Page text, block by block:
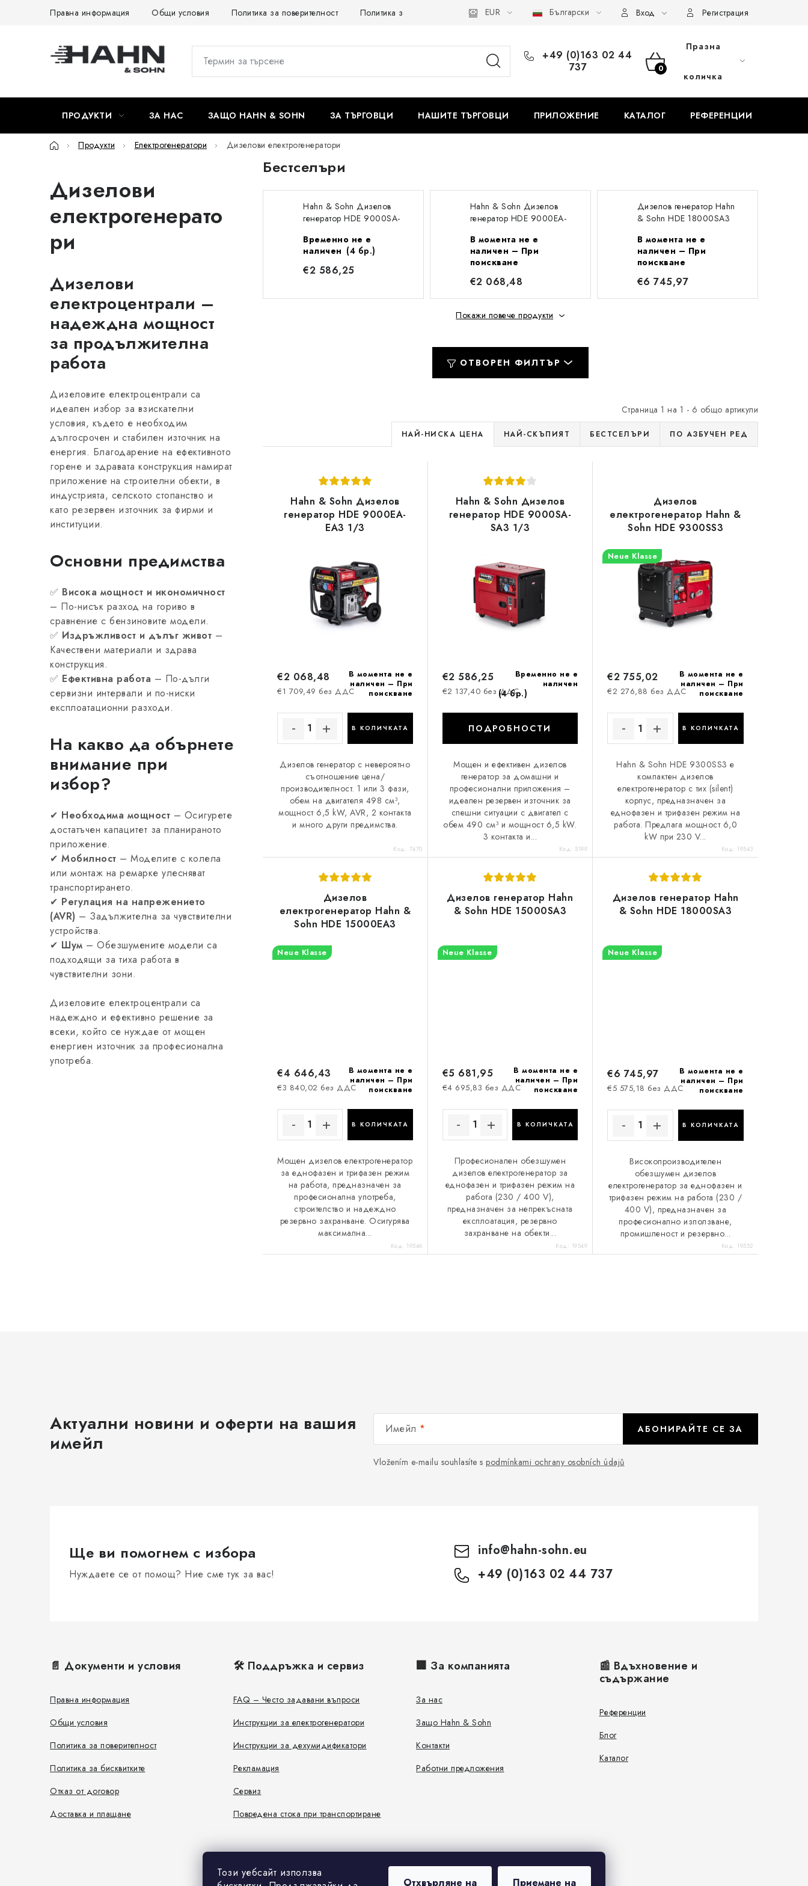
Този уебсайт използва
Отхвърляне на Приемане на
ПреминаванеПравна информация Общи условия Политика за поверителност Политика за бисквитките Отказ от договор Доставка и плащане FAQ Контакти
EUR Български Вход Регистрация
+49 (0)163 02 44
737
КОЛИЧКА
ПАЗАРУВАНЕ
Празна
количка
ПРОДУКТИ ЗА НАС ЗАЩО HAHN & SOHN ЗА ТЪРГОВЦИ НАШИТЕ ТЪРГОВЦИ ПРИЛОЖЕНИЕ КАТАЛОГ РЕФЕРЕНЦИИ
НачалоПродукти Електрогенератори Дизелови електрогенератори
Дизелови
електрогенерато
ри
Дизелови
електроцентрали –
надеждна мощност
за продължителна
работа
Дизеловите електроцентрали са
идеален избор за взискателни
условия, където е необходим
дългосрочен и стабилен източник на
енергия. Благодарение на ефективното
горене и здравата конструкция намират
приложение на строителни обекти, в
индустрията, селското стопанство и
като резервен източник за фирми и
институции.
Основни предимства
✅ Висока мощност и икономичност
– По-нисък разход на гориво в
сравнение с бензиновите модели.
✅ Издръжливост и дълъг живот –
Качествени материали и здрава
конструкция.
✅ Ефективна работа – По-дълги
сервизни интервали и по-ниски
експлоатационни разходи.
На какво да обърнете
внимание при
избор?
✔ Необходима мощност – Осигурете
достатъчен капацитет за планираното
приложение.
✔ Мобилност – Моделите с колела
или монтаж на ремарке улесняват
транспортирането.
✔ Регулация на напрежението
(AVR) – Задължителна за чувствителни
устройства.
✔ Шум – Обезшумените модели са
подходящи за тиха работа в
чувствителни зони.
Дизеловите електроцентрали са
надеждно и ефективно решение за
всеки, който се нуждае от мощен
енергиен източник за професионална
употреба.
Бестселъри
Hahn & Sohn Дизелов
генератор HDE 9000SA-
Временно не е
наличен (4 бр.)
€2 586,25
Hahn & Sohn Дизелов
генератор HDE 9000EA-
В момента не е
наличен – При
поискване
€2 068,48
Дизелов генератор Hahn
& Sohn HDE 18000SA3
В момента не е
наличен – При
поискване
€6 745,97
Покажи повече продукти
ОТВОРЕН ФИЛТЪР
Страница 1 на 1 - 6 общо артикули
С
о
т
и
п
р
о
д
у
к
т
и
НАЙ-НИСКА ЦЕНА НАЙ-СКЪПИЯТ БЕСТСЕЛЪРИ ПО АЗБУЧЕН РЕД
е
Hahn & Sohn Дизелов
генератор HDE 9000EA-
EA3 1/3
В момента не е
наличен – При
поискване
€1 709,49 без ДДС
€2 068,48
В КОЛИЧКАТА
Дизелов генератор с невероятно
съотношение цена/
производителност. 1 или 3 фази,
обем на двигателя 498 см³,
мощност 6,5 kW, AVR, 2 контакта
и много други предимства.
Код: 7470
Hahn & Sohn Дизелов
генератор HDE 9000SA-
SA3 1/3
Временно не е
наличен
(4 бр.)
€2 137,40 без ДДС
€2 586,25
ПОДРОБНОСТИ
Мощен и ефективен дизелов
генератор за домашни и
професионални приложения –
идеален резервен източник за
спешни ситуации с двигател с
обем 490 см³ и мощност 6,5 kW.
3 контакта и...
Код:5199
Дизелов
електрогенератор Hahn &
Sohn HDE 9300SS3
Neue Klasse
В момента не е
наличен – При
поискване
€2 276,88 без ДДС
€2 755,02
В КОЛИЧКАТА
Hahn & Sohn HDE 9300SS3 е
компактен дизелов
електрогенератор с тих (silent)
корпус, предназначен за
еднофазен и трифазен режим на
работа. Предлага мощност 6,0
kW при 230 V...
Код: 19543
Дизелов
електрогенератор Hahn &
Sohn HDE 15000EA3
Neue Klasse
В момента не е
наличен – При
поискване
€3 840,02 без ДДС
€4 646,43
В КОЛИЧКАТА
Мощен дизелов електрогенератор
за еднофазен и трифазен режим
на работа, предназначен за
професионална употреба,
строителство и надеждно
резервно захранване. Осигурява
максимална...
Код: 19546
Дизелов генератор Hahn
& Sohn HDE 15000SA3
Neue Klasse
В момента не е
наличен – При
поискване
€4 695,83 без ДДС
€5 681,95
В КОЛИЧКАТА
Професионален обезшумен
дизелов електрогенератор за
еднофазен и трифазен режим на
работа (230 / 400 V),
предназначен за непрекъсната
експлоатация, резервно
захранване на обекти...
Код: 19549
Дизелов генератор Hahn
& Sohn HDE 18000SA3
Neue Klasse
В момента не е
наличен – При
поискване
€5 575,18 без ДДС
€6 745,97
В КОЛИЧКАТА
Високопроизводителен
обезшумен дизелов
електрогенератор за еднофазен и
трифазен режим на работа (230 /
400 V), предназначен за
професионално използване,
промишленост и резервно...
Код: 19552
л
н
а
и
з
б
р
я
а
н
е
Актуални новини и оферти на вашия
имейл
Имейл
Vložením e-mailu souhlasíte s podmínkami ochrany osobních údajů
АБОНИРАЙТЕ СЕ ЗА
Ще ви помогнем с избора
Нуждаете се от помощ? Ние сме тук за вас!
info@hahn-sohn.eu
+49 (0)163 02 44 737
📄 Документи и условия
Правна информация
Общи условия
Политика за поверителност
Политика за бисквитките
Отказ от договор
Доставка и плащане
🛠️ Поддръжка и сервиз
FAQ – Често задавани въпроси
Инструкции за електрогенератори
Инструкции за дехумидификатори
Рекламация
Сервиз
Повредена стока при транспортиране
🏢 За компанията
За нас
Защо Hahn & Sohn
Контакти
Работни предложения
📰 Вдъхновение и
съдържание
Референции
Блог
Каталог